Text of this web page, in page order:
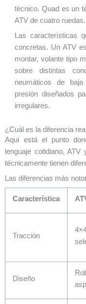
técnico. Quad es un
ATV de cuatro ruedas.
Las características
concretas. Un ATV
montar, volante tipo
sobre distintas
neumáticos de
presión diseñados
irregulares.
¿Cuál es la diferencia
Aquí está el punto
lenguaje cotidiano,
técnicamente tienen
Las diferencias más
Característica
Tracción
Diseño